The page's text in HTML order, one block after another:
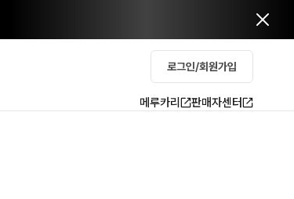
로그인/회원가입
메루카리 판매자센터